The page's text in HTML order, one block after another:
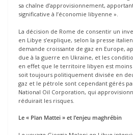
sa chaîne d’approvisionnement,
significative à l’économie libyenne ».
La décision de Rome de consentir un
en Libye s’explique, selon la presse
demande croissante de gaz en Europe,
due à la guerre en Ukraine, et les
en effet que le territoire libyen est
soit toujours politiquement divisée en
gaz et le pétrole sont cependant gérés
National Oil Corporation, qui
réduirait les risques.
Le « Plan Mattei » et l’enjeu maghrébin